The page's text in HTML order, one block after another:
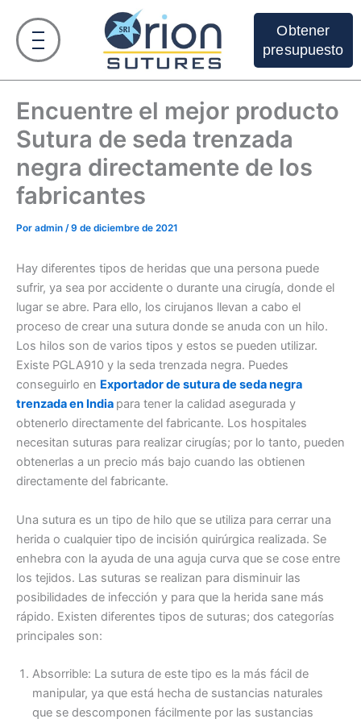
contenido
Obtener
presupuesto
Encuentre el mejor producto
Sutura de seda trenzada
negra directamente de los
fabricantes
Por admin /9 de diciembre de 2021
Hay diferentes tipos de heridas que una persona puede
sufrir, ya sea por accidente o durante una cirugía, donde el
lugar se abre. Para ello, los cirujanos llevan a cabo el
proceso de crear una sutura donde se anuda con un hilo.
Los hilos son de varios tipos y estos se pueden utilizar.
Existe PGLA910 y la seda trenzada negra. Puedes
conseguirlo en Exportador de sutura de seda negra
trenzada en India para tener la calidad asegurada y
obtenerlo directamente del fabricante. Los hospitales
necesitan suturas para realizar cirugías; por lo tanto, pueden
obtenerlas a un precio más bajo cuando las obtienen
directamente del fabricante.
Una sutura es un tipo de hilo que se utiliza para cerrar una
herida o cualquier tipo de incisión quirúrgica realizada. Se
enhebra con la ayuda de una aguja curva que se cose entre
los tejidos. Las suturas se realizan para disminuir las
posibilidades de infección y para que la herida sane más
rápido. Existen diferentes tipos de suturas; dos categorías
principales son:
Absorrible: La sutura de este tipo es la más fácil de
manipular, ya que está hecha de sustancias naturales
que se descomponen fácilmente por las sustancias